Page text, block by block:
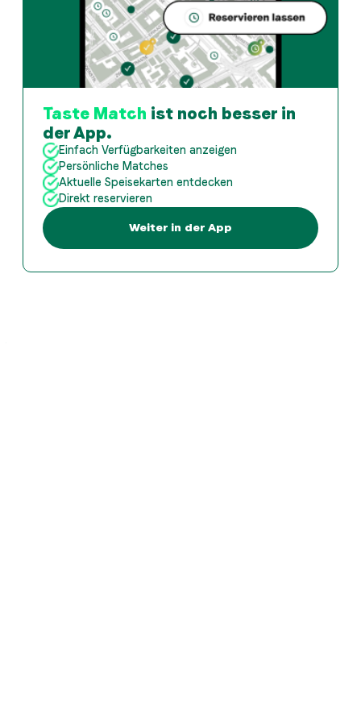
Taste Match ist noch besser in
der App.
Einfach Verfügbarkeiten anzeigen
Persönliche Matches
Aktuelle Speisekarten entdecken
Direkt reservieren
Weiter in der App